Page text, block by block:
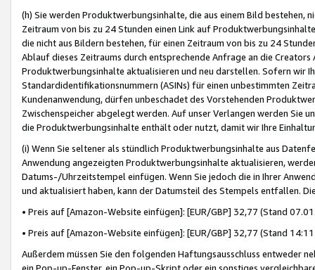
(h) Sie werden Produktwerbungsinhalte, die aus einem Bild bestehen,
Zeitraum von bis zu 24 Stunden einen Link auf
die nicht aus Bildern bestehen, für einen Zeitraum von bis zu 24
Ablauf dieses Zeitraums durch entsprechende Anfrage an die
Produktwerbungsinhalte aktualisieren und neu darstellen. Sofern wir
Standardidentifikationsnummern (ASINs) für einen unbestimmten
Kundenanwendung, dürfen unbeschadet des Vorstehenden
Zwischenspeicher abgelegt werden. Auf unser Verlangen werden Sie
die Produktwerbungsinhalte enthält oder nutzt, damit wir Ihre
(i) Wenn Sie seltener als stündlich Produktwerbungsinhalte aus
Anwendung angezeigten Produktwerbungsinhalte aktualisieren,
Datums-/Uhrzeitstempel einfügen. Wenn Sie jedoch die in Ihrer
und aktualisiert haben, kann der Datumsteil des Stempels entfallen.
• Preis auf [Amazon-Website einfügen]: [EUR/GBP] 32,77 (Stand
• Preis auf [Amazon-Website einfügen]: [EUR/GBP] 32,77 (Stand
Außerdem müssen Sie den folgenden Haftungsausschluss entweder
ein Pop-up-Fenster, ein Pop-up-Skript oder ein sonstiges